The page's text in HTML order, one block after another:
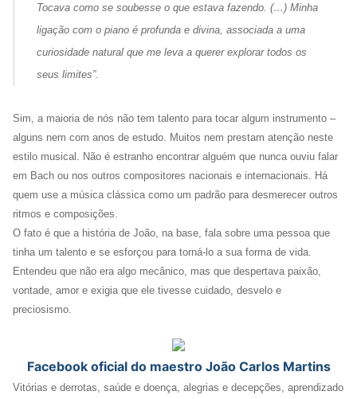
Tocava como se soubesse o que estava fazendo. (…) Minha
ligação com o piano é profunda e divina, associada a uma
curiosidade natural que me leva a querer explorar todos os
seus limites”.
Sim, a maioria de nós não tem talento para tocar algum instrumento –
alguns nem com anos de estudo. Muitos nem prestam atenção neste
estilo musical. Não é estranho encontrar alguém que nunca ouviu falar
em Bach ou nos outros compositores nacionais e internacionais. Há
quem use a música clássica como um padrão para desmerecer outros
ritmos e composições.
O fato é que a história de João, na base, fala sobre uma pessoa que
tinha um talento e se esforçou para torná-lo a sua forma de vida.
Entendeu que não era algo mecânico, mas que despertava paixão,
vontade, amor e exigia que ele tivesse cuidado, desvelo e
preciosismo.
Facebook oficial do maestro João Carlos Martins
Vitórias e derrotas, saúde e doença, alegrias e decepções, aprendizado